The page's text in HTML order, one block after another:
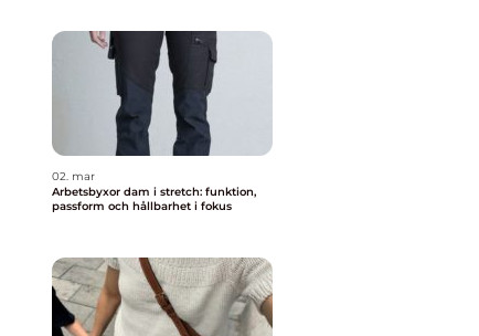
02. mar
Arbetsbyxor dam i stretch: funktion,
passform och hållbarhet i fokus